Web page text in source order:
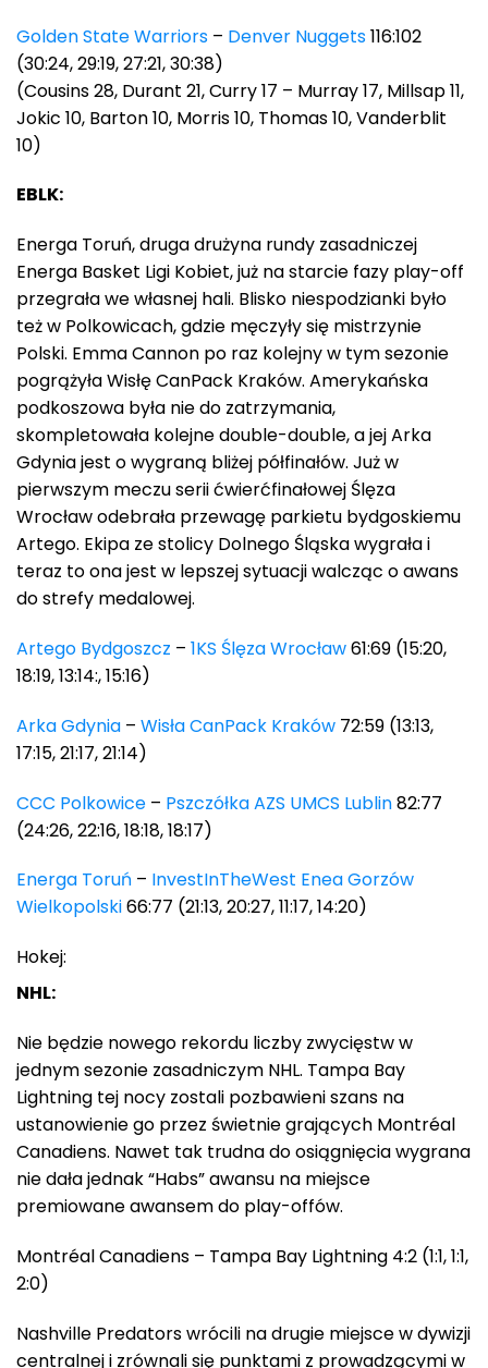
Golden State Warriors – Denver Nuggets116:102
(30:24, 29:19, 27:21, 30:38)
(Cousins 28, Durant 21, Curry 17 – Murray 17, Millsap 11,
Jokic 10, Barton 10, Morris 10, Thomas 10, Vanderblit
10)
EBLK:
Energa Toruń, druga drużyna rundy zasadniczej
Energa Basket Ligi Kobiet, już na starcie fazy play-off
przegrała we własnej hali. Blisko niespodzianki było
też w Polkowicach, gdzie męczyły się mistrzynie
Polski. Emma Cannon po raz kolejny w tym sezonie
pogrążyła Wisłę CanPack Kraków. Amerykańska
podkoszowa była nie do zatrzymania,
skompletowała kolejne double-double, a jej Arka
Gdynia jest o wygraną bliżej półfinałów. Już w
pierwszym meczu serii ćwierćfinałowej Ślęza
Wrocław odebrała przewagę parkietu bydgoskiemu
Artego. Ekipa ze stolicy Dolnego Śląska wygrała i
teraz to ona jest w lepszej sytuacji walcząc o awans
do strefy medalowej.
Artego Bydgoszcz – 1KS Ślęza Wrocław61:69 (15:20,
18:19, 13:14:, 15:16)
Arka Gdynia – Wisła CanPack Kraków 72:59 (13:13,
17:15, 21:17, 21:14)
CCC Polkowice – Pszczółka AZS UMCS Lublin82:77
(24:26, 22:16, 18:18, 18:17)
Energa Toruń – InvestInTheWest Enea Gorzów
Wielkopolski66:77 (21:13, 20:27, 11:17, 14:20)
Hokej:
NHL:
Nie będzie nowego rekordu liczby zwycięstw w
jednym sezonie zasadniczym NHL. Tampa Bay
Lightning tej nocy zostali pozbawieni szans na
ustanowienie go przez świetnie grających Montréal
Canadiens. Nawet tak trudna do osiągnięcia wygrana
nie dała jednak “Habs” awansu na miejsce
premiowane awansem do play-offów.
Montréal Canadiens – Tampa Bay Lightning 4:2 (1:1, 1:1,
2:0)
Nashville Predators wrócili na drugie miejsce w dywizji
centralnej i zrównali się punktami z prowadzącymi w